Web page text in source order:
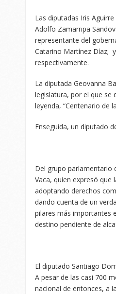
Las diputadas Iris
Adolfo Zamarripa
representante del
Catarino Martínez Díaz;
respectivamente.
La diputada Geovanna
legislatura, por el que se
leyenda, “Centenario de
Enseguida, un diputado
Del grupo parlamentario
Vaca, quien expresó que
adoptando derechos
dando cuenta de un
pilares más importantes
destino pendiente de
El diputado Santiago
A pesar de las casi 700
nacional de entonces, a